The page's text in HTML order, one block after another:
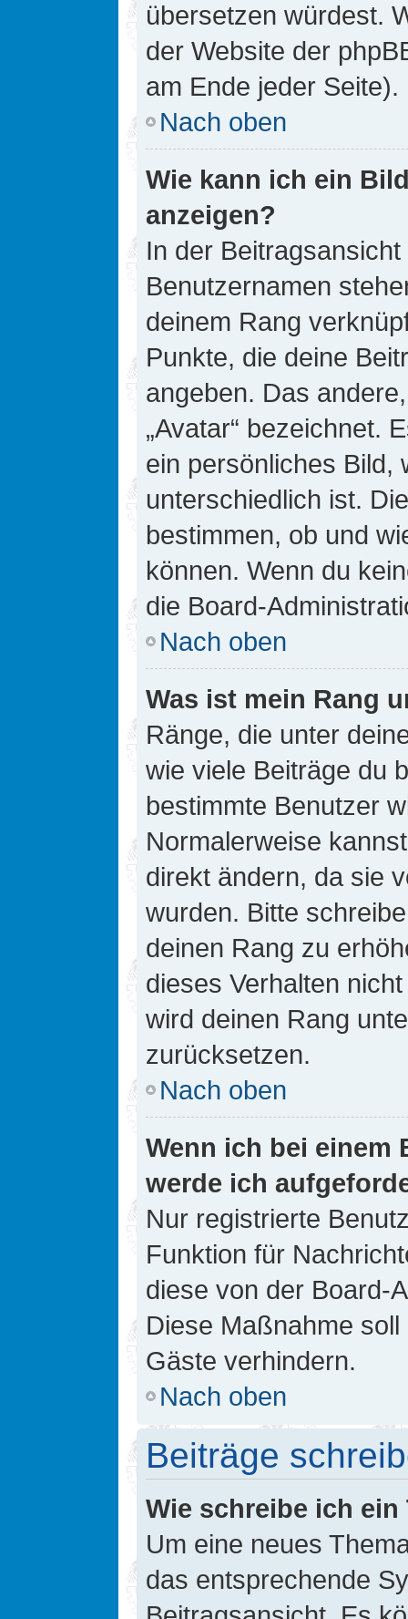
übersetzen würdest.
der Website der
am Ende jeder Seite).
Nach oben
Wie kann ich ein
anzeigen?
In der
Benutzernamen
deinem Rang
Punkte, die deine
angeben. Das
„Avatar“ bezeichnet.
ein persönliches Bild,
unterschiedlich ist.
bestimmen, ob und
können. Wenn du
die Board-
Nach oben
Was ist mein Rang
Ränge, die unter
wie viele Beiträge du
bestimmte Benutzer
Normalerweise
direkt ändern, da sie
wurden. Bitte
deinen Rang zu
dieses Verhalten
wird deinen Rang
zurücksetzen.
Nach oben
Wenn ich bei einem
werde ich
Nur registrierte
Funktion für
diese von der Board-
Diese Maßnahme
Gäste verhindern.
Nach oben
Beiträge
Wie schreibe ich ein
Um eine neues
das entsprechende